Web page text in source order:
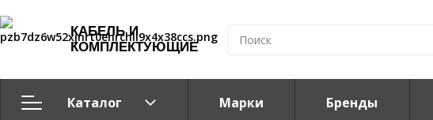
КАБЕЛЬ И
КОМПЛЕКТУЮЩИЕ
Каталог Марки Бренды